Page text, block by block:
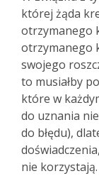
której żąda
otrzymanego
otrzymanego
swojego
to musiałby
które w
do uznania
do błędu),
nie korzystają.